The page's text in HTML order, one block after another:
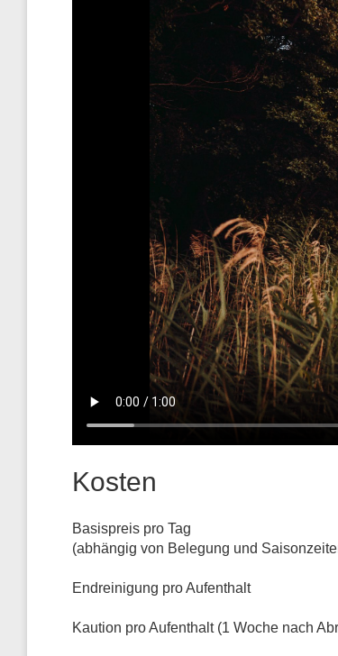
Kosten
Basispreis pro Tag
(abhängig von Belegung und
Endreinigung pro Aufenthalt
Kaution pro Aufenthalt (1 Woche nach